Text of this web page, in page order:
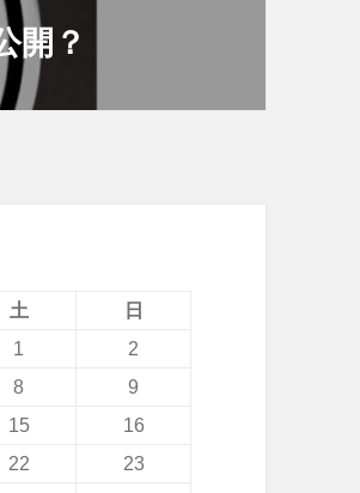
開？
土
日
1
2
8
9
15
16
22
23